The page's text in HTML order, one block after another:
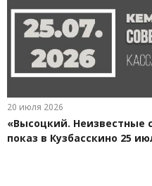
20 июля 2026
«Высоцкий. Неизвестные
показ в Кузбасскино 25